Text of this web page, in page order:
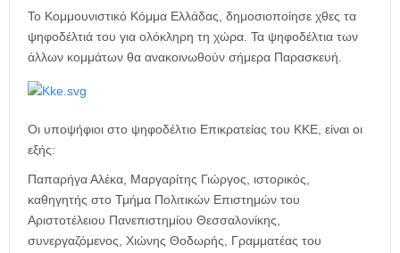
Το Κομμουνιστικό Κόμμα Ελλάδας, δημοσιοποίησε χθες τα
ψηφοδέλτιά του για ολόκληρη τη χώρα. Τα ψηφοδέλτια των
άλλων κομμάτων θα ανακοινωθούν σήμερα Παρασκευή.
Οι υποψήφιοι στο ψηφοδέλτιο Επικρατείας του ΚΚΕ, είναι οι
εξής:
Παπαρήγα Αλέκα, Μαργαρίτης Γιώργος, ιστορικός,
καθηγητής στο Τμήμα Πολιτικών Επιστημών του
Αριστοτέλειου Πανεπιστημίου Θεσσαλονίκης,
συνεργαζόμενος, Χιώνης Θοδωρής, Γραμματέας του